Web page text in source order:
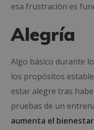
esa frustración es
Alegría
Algo básico durante
los propósitos
estar alegre tras
pruebas de un
aumenta el